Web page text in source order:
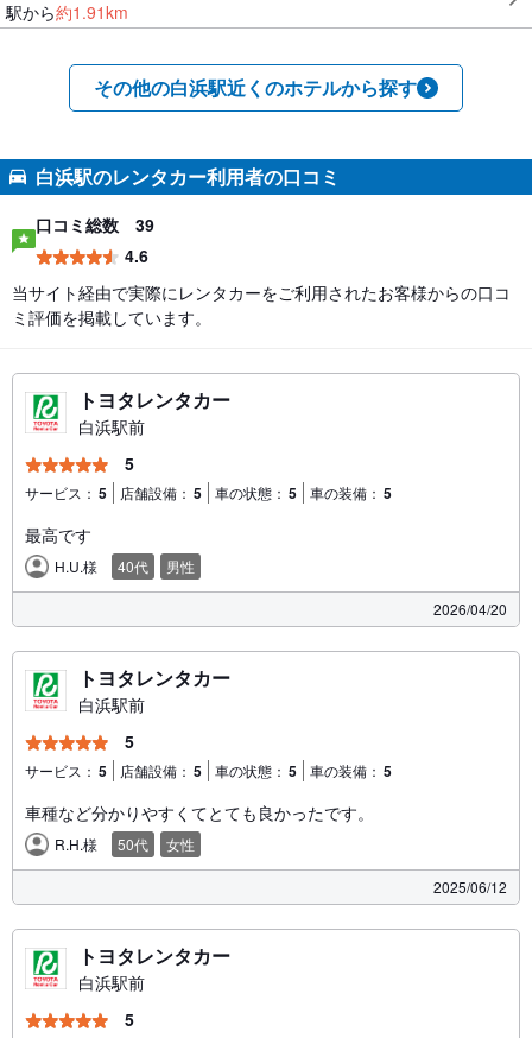
駅から約1.91km
その他の白浜駅近くのホテルから探す
白浜駅のレンタカー利用者の口コミ
口コミ総数
39
4.6
当サイト経由で実際にレンタカーをご利用されたお客様からの口コ
ミ評価を掲載しています。
トヨタレンタカー
白浜駅前
5
サービス： 5 店舗設備： 5 車の状態： 5 車の装備： 5
最高です
H.U.様 40代 男性
2026/04/20
トヨタレンタカー
白浜駅前
5
サービス： 5 店舗設備： 5 車の状態： 5 車の装備： 5
車種など分かりやすくてとても良かったです。
R.H.様 50代 女性
2025/06/12
トヨタレンタカー
白浜駅前
5